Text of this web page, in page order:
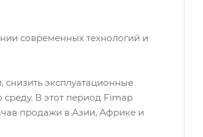
современных технологий и
эксплуатационные
В этот период Fimap
продажи в Азии, Африке и